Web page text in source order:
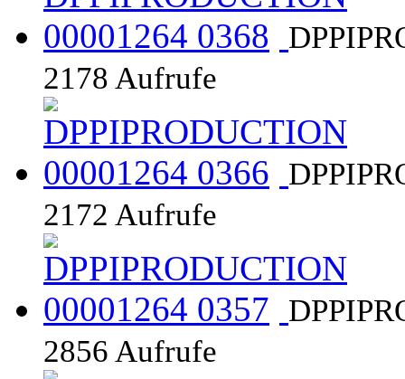
2178 Aufrufe
2172 Aufrufe
2856 Aufrufe